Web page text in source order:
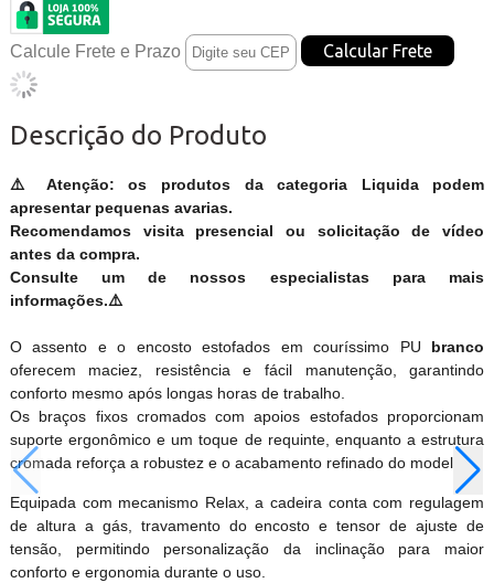
Calcule Frete e Prazo
Descrição do Produto
⚠️ Atenção: os produtos da categoria Liquida podem
apresentar pequenas avarias.
Recomendamos visita presencial ou solicitação de vídeo
antes da compra.
Consulte um de nossos especialistas para mais
informações.⚠️
O assento e o encosto estofados em couríssimo PU branco
oferecem maciez, resistência e fácil manutenção, garantindo
conforto mesmo após longas horas de trabalho.
Os braços fixos cromados com apoios estofados proporcionam
suporte ergonômico e um toque de requinte, enquanto a estrutura
cromada reforça a robustez e o acabamento refinado do modelo.
Equipada com mecanismo Relax, a cadeira conta com regulagem
de altura a gás, travamento do encosto e tensor de ajuste de
tensão, permitindo personalização da inclinação para maior
conforto e ergonomia durante o uso.